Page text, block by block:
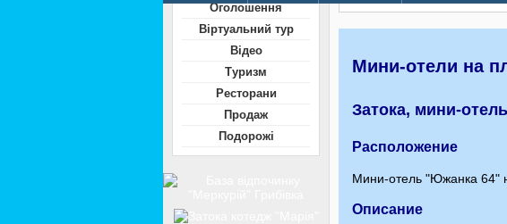
Оголошення
Віртуальний тур
Відео
Туризм
Ресторани
Продаж
Подорожі
Мини-отели на
Затока, мини-
Расположение
Мини-отель "Южанка 64"
Описание